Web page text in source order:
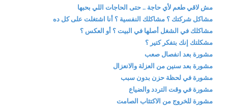
مش لاقي طعم لأي حاجة .. حتى الحاجات اللي بحبها
مشاكل شركتك ؟ مشاكلك النفسية ؟ أنا اشتغلت على كل ده
مشاكلك في الشغل أصلها في البيت ؟ أو العكس ؟
مشكلتك إنك بتفكر كتير ؟
مشورة بعد انفصال صعب
مشورة بعد سنين من العزلة والانعزال
مشورة في لحظة حزن بدون سبب
مشورة في وقت التردد والضياع
مشورة للخروج من الاكتئاب الصامت